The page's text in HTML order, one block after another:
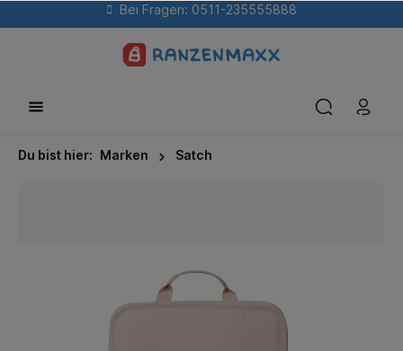
Bei Fragen: 0511-235555888
Du bist hier: Marken Satch